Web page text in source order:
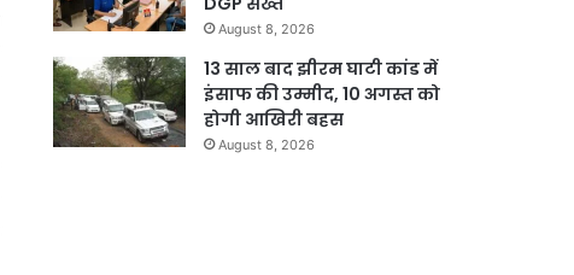
August 8, 2026
13 साल बाद झीरम घाटी कांड में
इंसाफ की उम्मीद, 10 अगस्त को
होगी आखिरी बहस
August 8, 2026